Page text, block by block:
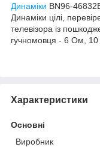
Динаміки BN96-
Динаміки цілі,
телевізора із
гучномовця - 6 Ом, 10
Характеристики
Основні
Виробник